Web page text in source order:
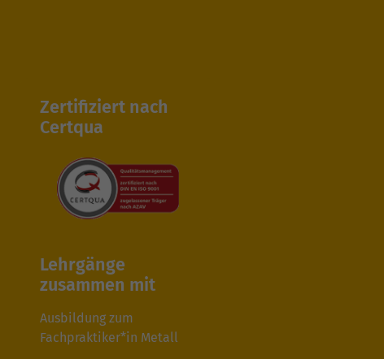
Zertifiziert nach
Certqua
Lehrgänge
zusammen mit
Ausbildung zum
Fachpraktiker*in Metall